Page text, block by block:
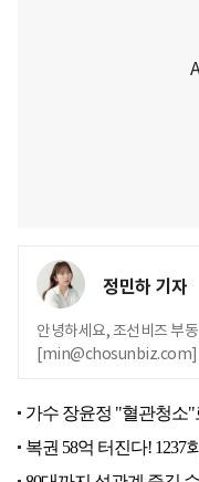
정민하 기자
안녕하세요, 조선비즈 부
[min@chosunbiz.com]